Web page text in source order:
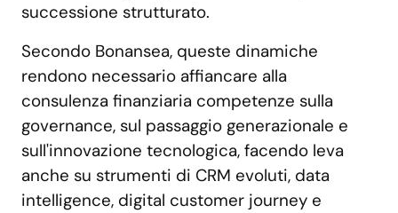
successione strutturato.
Secondo Bonansea, queste dinamiche
rendono necessario affiancare alla
consulenza finanziaria competenze sulla
governance, sul passaggio generazionale e
sull'innovazione tecnologica, facendo leva
anche su strumenti di CRM evoluti, data
intelligence, digital customer journey e